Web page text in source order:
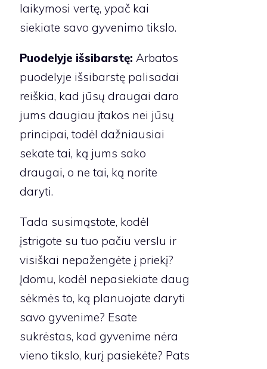
laikymosi vertę, ypač kai
siekiate savo gyvenimo tikslo.
Puodelyje išsibarstę: Arbatos
puodelyje išsibarstę palisadai
reiškia, kad jūsų draugai daro
jums daugiau įtakos nei jūsų
principai, todėl dažniausiai
sekate tai, ką jums sako
draugai, o ne tai, ką norite
daryti.
Tada susimąstote, kodėl
įstrigote su tuo pačiu verslu ir
visiškai nepažengėte į priekį?
Įdomu, kodėl nepasiekiate daug
sėkmės to, ką planuojate daryti
savo gyvenime? Esate
sukrėstas, kad gyvenime nėra
vieno tikslo, kurį pasiekėte? Pats